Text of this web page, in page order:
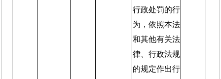
行政处罚的行
为，依照本法
和其他有关法
律、行政法规
的规定作出行